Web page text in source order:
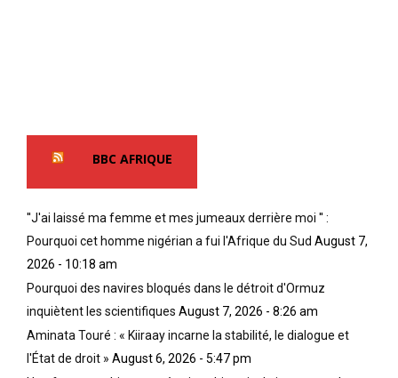
BBC AFRIQUE
''J'ai laissé ma femme et mes jumeaux derrière moi '' :
Pourquoi cet homme nigérian a fui l'Afrique du Sud August 7,
2026 - 10:18 am
Pourquoi des navires bloqués dans le détroit d'Ormuz
inquiètent les scientifiques August 7, 2026 - 8:26 am
Aminata Touré : « Kiiraay incarne la stabilité, le dialogue et
l'État de droit » August 6, 2026 - 5:47 pm